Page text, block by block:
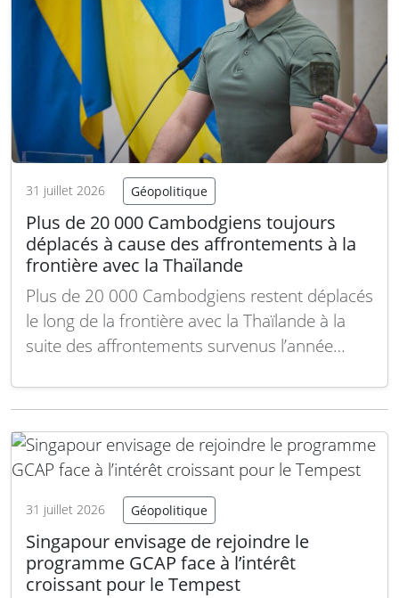
31 juillet 2026 Géopolitique
Plus de 20 000 Cambodgiens toujours
déplacés à cause des affrontements à la
frontière avec la Thaïlande
Plus de 20 000 Cambodgiens restent déplacés
le long de la frontière avec la Thaïlande à la
suite des affrontements survenus l’année
l’ONU, appelant les deux pays à résoudre
transformé en combats en juillet et décembre,
…Lire la suite
31 juillet 2026 Géopolitique
Singapour envisage de rejoindre le
programme GCAP face à l’intérêt
croissant pour le Tempest